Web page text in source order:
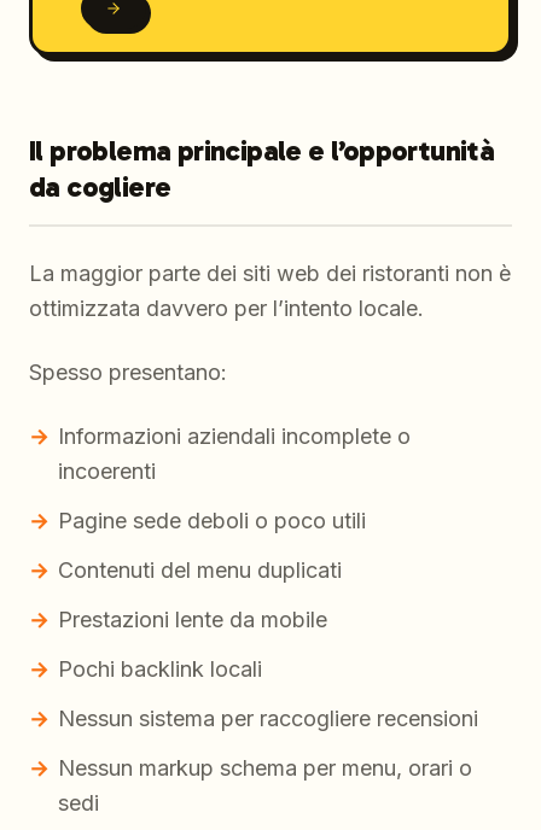
Il problema principale e l’opportunità
da cogliere
La maggior parte dei siti web dei ristoranti non è
ottimizzata davvero per l’intento locale.
Spesso presentano:
Informazioni aziendali incomplete o
incoerenti
Pagine sede deboli o poco utili
Contenuti del menu duplicati
Prestazioni lente da mobile
Pochi backlink locali
Nessun sistema per raccogliere recensioni
Nessun markup schema per menu, orari o
sedi